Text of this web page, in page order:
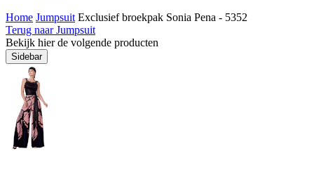
Home Jumpsuit Exclusief broekpak Sonia Pena - 5352
Terug naar Jumpsuit
Bekijk hier de volgende producten
Sidebar